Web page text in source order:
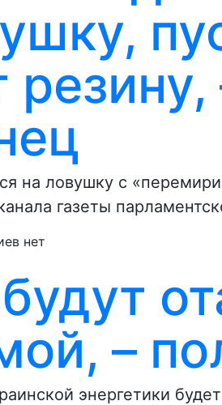
на ловушку с
газеты
нет
–
энергетики